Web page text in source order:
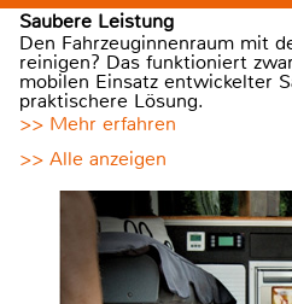
Saubere Leistung
Den Fahrzeuginnenraum mit
reinigen? Das funktioniert
mobilen Einsatz entwickelter
praktischere Lösung.
>> Mehr erfahren
>> Alle anzeigen